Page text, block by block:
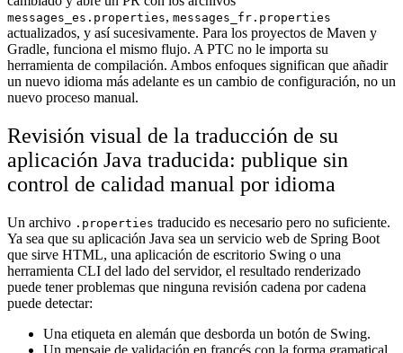
messages_es.properties, messages_fr.properties
actualizados, y así sucesivamente. Para los proyectos de Maven y
Gradle, funciona el mismo flujo. A PTC no le importa su
herramienta de compilación. Ambos enfoques significan que añadir
un nuevo idioma más adelante es un cambio de configuración, no un
nuevo proceso manual.
Revisión visual de la traducción de su
aplicación Java traducida: publique sin
control de calidad manual por idioma
Un archivo .properties traducido es necesario pero no suficiente.
Ya sea que su aplicación Java sea un servicio web de Spring Boot
que sirve HTML, una aplicación de escritorio Swing o una
herramienta CLI del lado del servidor, el resultado renderizado
puede tener problemas que ninguna revisión cadena por cadena
puede detectar:
Una etiqueta en alemán que desborda un botón de Swing.
Un mensaje de validación en francés con la forma gramatical